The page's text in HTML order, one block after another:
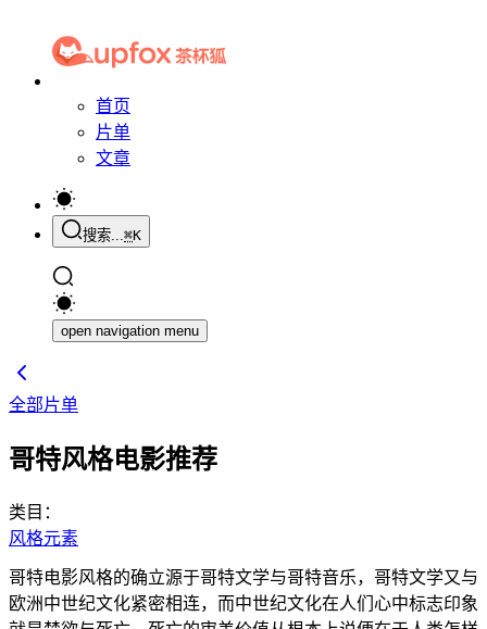
首页
片单
文章
搜索...⌘K
open navigation menu
全部片单
哥特风格电影推荐
类目：
风格元素
哥特电影风格的确立源于哥特文学与哥特音乐，哥特文学又与
欧洲中世纪文化紧密相连，而中世纪文化在人们心中标志印象